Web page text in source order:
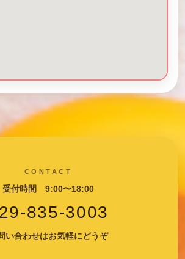
CONTACT
受付時間 9:00〜18:00
835-3003
い合わせはお気軽にどうぞ